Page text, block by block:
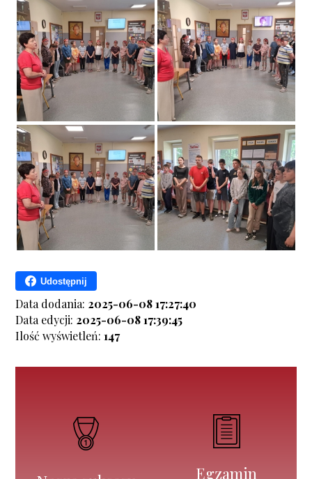
Udostępnij
Data dodania: 2025-06-08 17:27:40
Data edycji: 2025-06-08 17:39:45
Ilość wyświetleń:147
Egzamin